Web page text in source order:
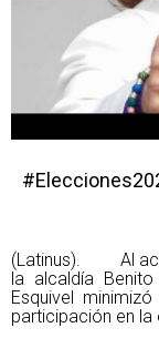
(Latinus). Al
la alcaldía
Esquivel
participación en la